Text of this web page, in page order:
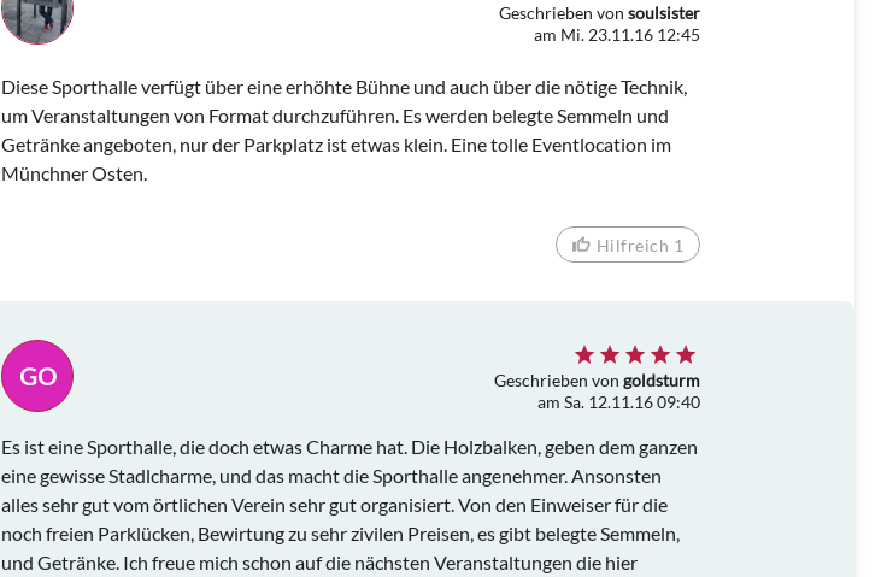
Geschrieben von soulsister
am Mi. 23.11.16 12:45
Diese Sporthalle verfügt über eine erhöhte Bühne und auch über die nötige Technik,
um Veranstaltungen von Format durchzuführen. Es werden belegte Semmeln und
Getränke angeboten, nur der Parkplatz ist etwas klein. Eine tolle Eventlocation im
Münchner Osten.
Hilfreich 1
GO Geschrieben von goldsturm
am Sa. 12.11.16 09:40
Es ist eine Sporthalle, die doch etwas Charme hat. Die Holzbalken, geben dem ganzen
eine gewisse Stadlcharme, und das macht die Sporthalle angenehmer. Ansonsten
alles sehr gut vom örtlichen Verein sehr gut organisiert. Von den Einweiser für die
noch freien Parklücken, Bewirtung zu sehr zivilen Preisen, es gibt belegte Semmeln,
und Getränke. Ich freue mich schon auf die nächsten Veranstaltungen die hier